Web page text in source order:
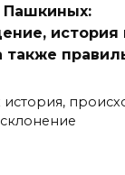
история
также